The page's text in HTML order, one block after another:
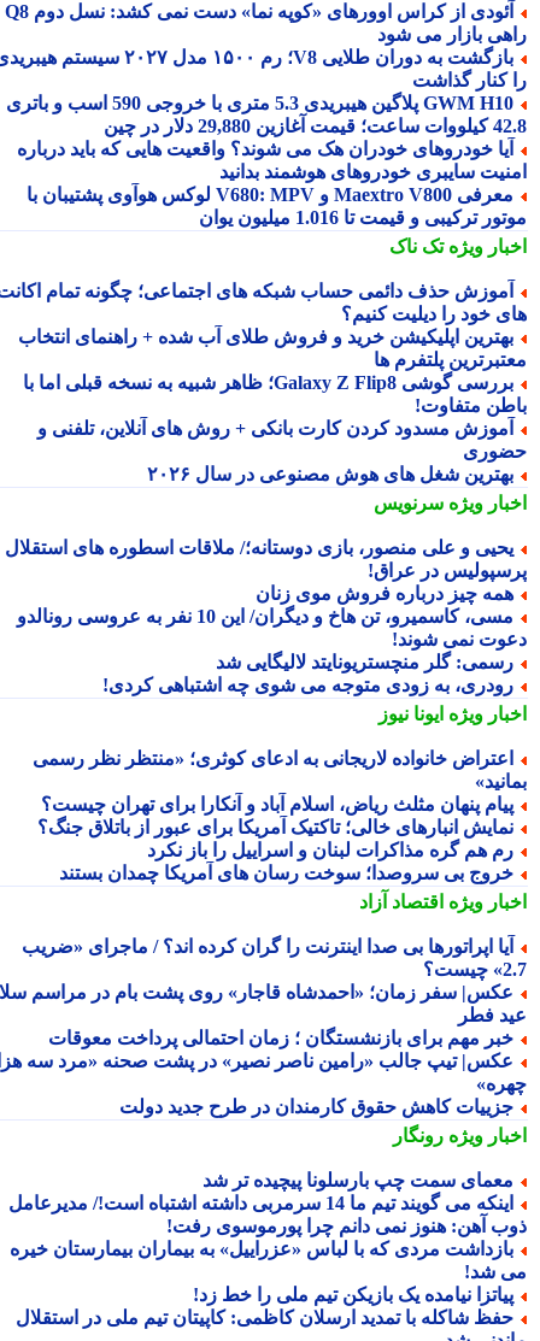
آئودی از کراس اوورهای «کوپه نما» دست نمی کشد: نسل دوم Q8
بازار می شود
بازگشت به دوران طلایی V8؛ رم ۱۵۰۰ مدل ۲۰۲۷ سیستم هیبریدی
کنار گذاشت
GWM H10 پلاگین هیبریدی 5.3 متری با خروجی 590 اسب و باتری
29,880 دلار در چین
خودروهای خودران هک می شوند؟ واقعیت هایی که باید درباره
سایبری خودروهای هوشمند بدانید
معرفی Maextro V800 و V680: MPV لوکس هوآوی پشتیبان با
ترکیبی و قیمت تا 1.016 میلیون یوان
ویژهتک ناک
حذف دائمی حساب شبکه های اجتماعی؛ چگونه تمام اکانت
خود را دیلیت کنیم؟
اپلیکیشن خرید و فروش طلای آب شده + راهنمای انتخاب
پلتفرم ها
بررسی گوشی Galaxy Z Flip8؛ ظاهر شبیه به نسخه قبلی اما با
متفاوت!
مسدود کردن کارت بانکی + روش های آنلاین، تلفنی و
شغل های هوش مصنوعی در سال ۲۰۲۶
ویژهسرنویس
و علی منصور، بازی دوستانه؛/ ملاقات اسطوره های استقلال و
در عراق!
چیز درباره فروش موی زنان
مسی، کاسمیرو، تن هاخ و دیگران/ این 10 نفر به عروسی رونالدو
نمی شوند!
گلر منچستریونایتد لالیگایی شد
به زودی متوجه می شوی چه اشتباهی کردی!
ویژهایونا نیوز
خانواده لاریجانی به ادعای کوثری؛ «منتظر نظر رسمی
پنهان مثلث ریاض، اسلام آباد و آنکارا برای تهران چیست؟
انبارهای خالی؛ تاکتیک آمریکا برای عبور از باتلاق جنگ؟
هم گره مذاکرات لبنان و اسراییل را باز نکرد
بی سروصدا؛ سوخت رسان های آمریکا چمدان بستند
ویژهاقتصاد آزاد
اپراتورها بی صدا اینترنت را گران کرده اند؟ / ماجرای «ضریب
سفر زمان؛ «احمدشاه قاجار» روی پشت بام در مراسم سلام
فطر
مهم برای بازنشستگان ؛ زمان احتمالی پرداخت معوقات
تیپ جالب «رامین ناصر نصیر» در پشت صحنه «مرد سه هزار
کاهش حقوق کارمندان در طرح جدید دولت
ویژهرونگار
سمت چپ بارسلونا پیچیده تر شد
اینکه می گویند تیم ما 14 سرمربی داشته اشتباه است!/ مدیرعامل
آهن: هنوز نمی دانم چرا پورموسوی رفت!
مردی که با لباس «عزراییل» به بیماران بیمارستان خیره
شد!
نیامده یک بازیکن تیم ملی را خط زد!
شاکله با تمدید ارسلان کاظمی: کاپیتان تیم ملی در استقلال